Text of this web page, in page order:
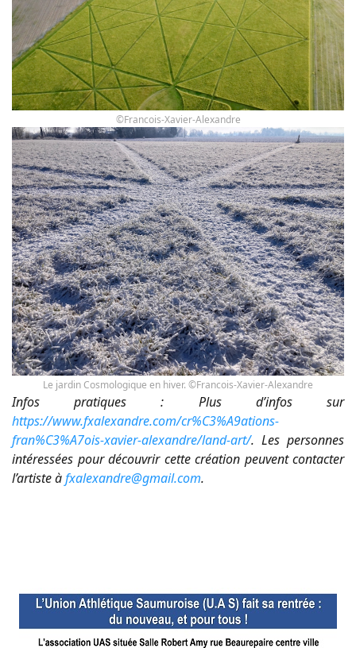
©Francois-Xavier-Alexandre
Le jardin Cosmologique en hiver. ©Francois-Xavier-Alexandre
Infos pratiques : Plus d’infos sur
https://www.fxalexandre.com/cr%C3%A9ations-
fran%C3%A7ois-xavier-alexandre/land-art/. Les personnes
intéressées pour découvrir cette création peuvent contacter
l’artiste àfxalexandre@gmail.com.